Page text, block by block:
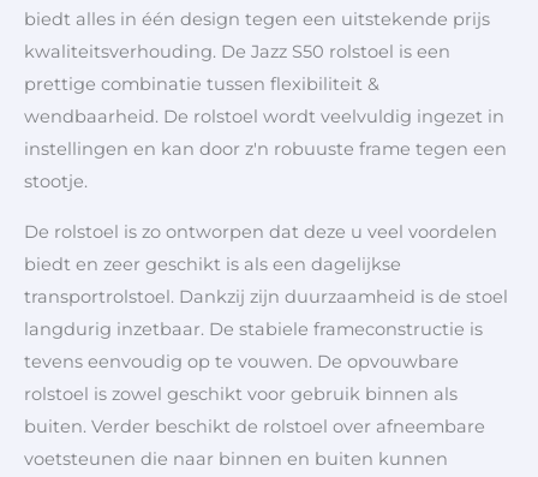
biedt alles in één design tegen een uitstekende prijs
kwaliteitsverhouding. De Jazz S50 rolstoel is een
prettige combinatie tussen flexibiliteit &
wendbaarheid. De rolstoel wordt veelvuldig ingezet in
instellingen en kan door z'n robuuste frame tegen een
stootje.
De rolstoel is zo ontworpen dat deze u veel voordelen
biedt en zeer geschikt is als een dagelijkse
transportrolstoel. Dankzij zijn duurzaamheid is de stoel
langdurig inzetbaar. De stabiele frameconstructie is
tevens eenvoudig op te vouwen. De opvouwbare
rolstoel is zowel geschikt voor gebruik binnen als
buiten. Verder beschikt de rolstoel over afneembare
voetsteunen die naar binnen en buiten kunnen